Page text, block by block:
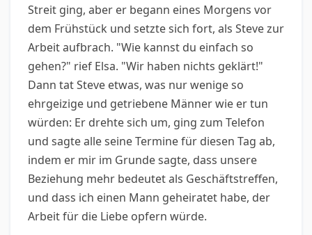
Streit ging, aber er begann eines Morgens vor
dem Frühstück und setzte sich fort, als Steve zur
Arbeit aufbrach. "Wie kannst du einfach so
gehen?" rief Elsa. "Wir haben nichts geklärt!"
Dann tat Steve etwas, was nur wenige so
ehrgeizige und getriebene Männer wie er tun
würden: Er drehte sich um, ging zum Telefon
und sagte alle seine Termine für diesen Tag ab,
indem er mir im Grunde sagte, dass unsere
Beziehung mehr bedeutet als Geschäftstreffen,
und dass ich einen Mann geheiratet habe, der
Arbeit für die Liebe opfern würde.